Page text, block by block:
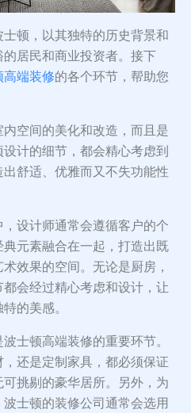
顿，以其独特的历史背景和
居民和商业投资者。接下
高端装修的各个环节，帮助您
空间的美化和改造，而且是
计的细节，都会精心考虑到
舒适、优雅而又不失功能性
设计师通常会遵循客户的个
元素融合在一起，打造出既
效果的空间。无论是厨房，
会经过精心考虑和设计，让
的美感。
士顿高端装修的重要环节。
还是定制家具，都必须保证
挑剔的豪华居所。另外，为
士顿的装修公司通常会选用